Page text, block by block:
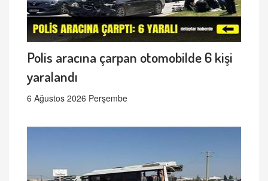
Polis aracına çarpan otomobilde 6 kişi
yaralandı
6 Ağustos 2026 Perşembe